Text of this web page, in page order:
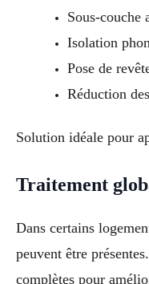
Sous-couche
Isolation
Pose de
Réduction
Solution idéale pour
Traitement
Dans certains
peuvent être
complètes pour